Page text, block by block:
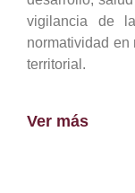
vigilancia de
normatividad en
territorial.
Ver más